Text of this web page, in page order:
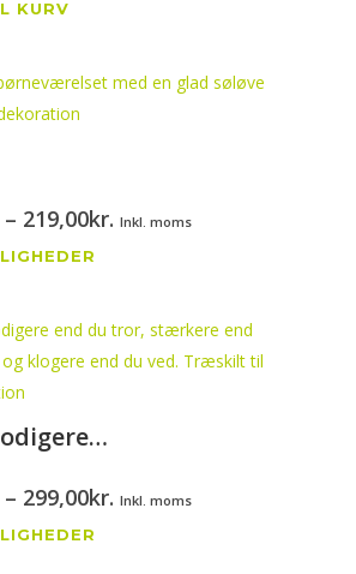
KURV
– 219,00kr. Prisinterval:
219,00kr.
Inkl. moms
flere
på
– 299,00kr. Prisinterval:
Inkl. moms